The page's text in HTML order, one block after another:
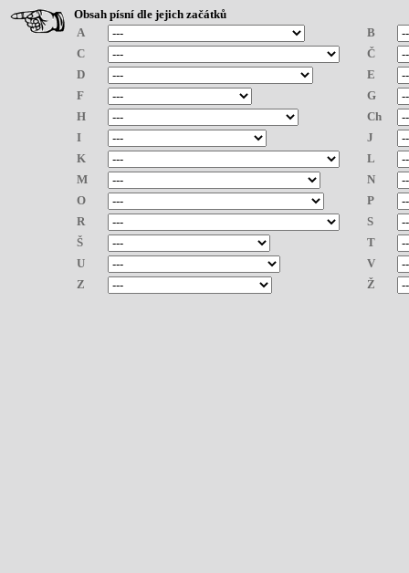
Obsah písní dle jejich začátků
A
B
C
Č
D
E
F
G
H
Ch
I
J
K
L
M
N
O
P
R
S
Š
T
U
V
Z
Ž